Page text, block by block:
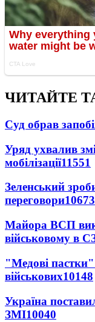
ЧИТАЙТЕ
Суд обрав
Уряд ухвалив
мобілізації11551
Зеленський
переговори10673
Майора ВСП
військовому в
"Медові
військових10148
Україна
ЗМІ10040